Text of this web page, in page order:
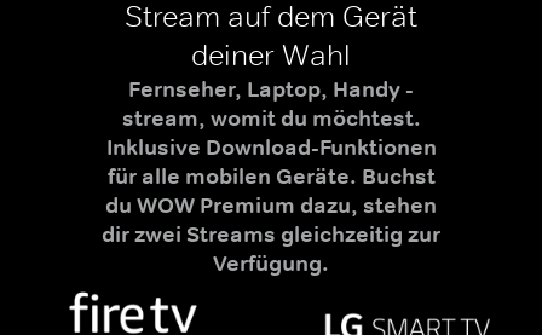
Stream auf dem Gerät
deiner Wahl
Fernseher, Laptop, Handy -
stream, womit du möchtest.
Inklusive Download-Funktionen
für alle mobilen Geräte. Buchst
du WOW Premium dazu, stehen
dir zwei Streams gleichzeitig zur
Verfügung.